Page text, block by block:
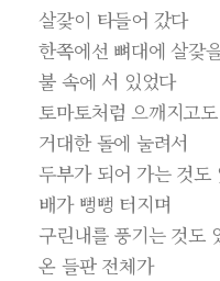
살갗이 타들어 갔다
한쪽에선 뼈대에 살갗
불 속에 서 있었다
토마토처럼 으깨지고
거대한 돌에 눌려서
두부가 되어 가는 것도
배가 뻥뻥 터지며
구린내를 풍기는 것도
온 들판 전체가